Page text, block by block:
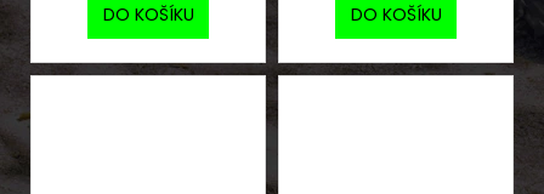
DO KOŠÍKU DO KOŠÍKU